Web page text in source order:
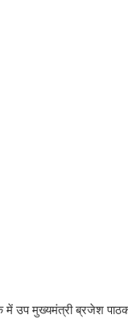
मुख्यमंत्री ब्रजेश पाठक,